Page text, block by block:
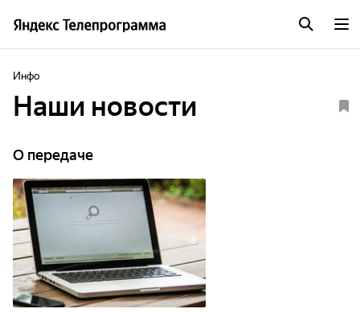
Инфо
Наши новости
О передаче